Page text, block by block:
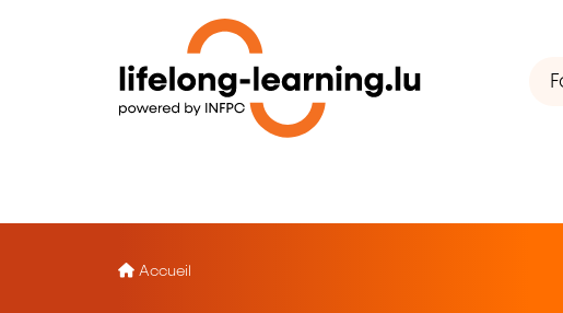
Accueil